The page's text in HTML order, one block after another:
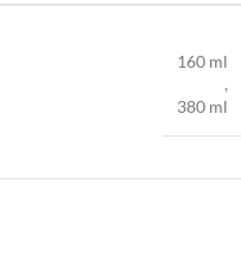
160 ml
,
380 ml